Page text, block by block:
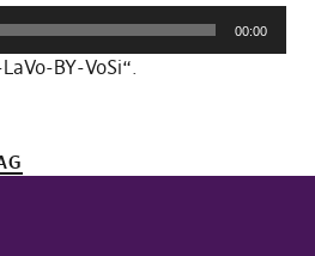
00:00
BY-VoSi“.